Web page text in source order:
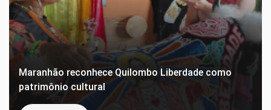
Maranhão reconhece Quilombo Liberdade como
patrimônio cultural